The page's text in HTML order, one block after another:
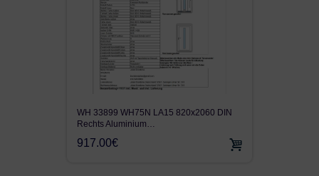
WH 33899 WH75N LA15 820x2060 DIN
Rechts Aluminium…
917.00€